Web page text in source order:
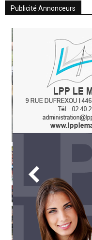
Publicité Annonceurs